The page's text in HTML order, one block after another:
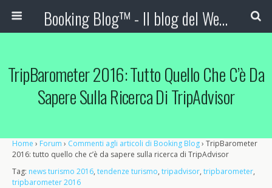
Booking Blog™ - Il blog del Web Marketing Turistico
TripBarometer 2016: Tutto Quello Che C’è Da
Sapere Sulla Ricerca Di TripAdvisor
Home › Forum › Commenti agli articoli di Booking Blog› TripBarometer
2016: tutto quello che c’è da sapere sulla ricerca di TripAdvisor
Tag: news turismo 2016, tendenze turismo, tripadvisor, tripbarometer,
tripbarometer 2016